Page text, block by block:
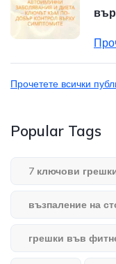
Прочетете всички
Popular Tags
7 ключови
възпаление на
грешки във